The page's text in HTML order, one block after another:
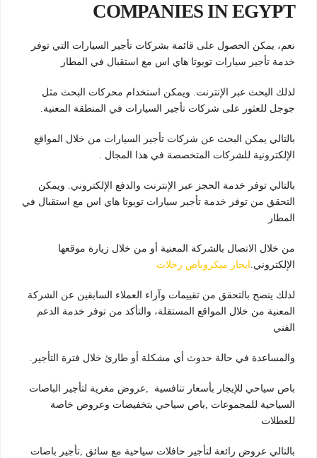
COMPANIES IN EGYPT
نعم، يمكن الحصول على قائمة بشركات تأجير السيارات التي توفر
خدمة تأجير سيارات تويوتا هاي اس مع استقبال في المطار
لذلك البحث عبر الإنترنت. ويمكن استخدام محركات البحث مثل
جوجل للعثور على شركات تأجير السيارات في المنطقة المعنية.
بالتالي يمكن البحث عن شركات تأجير السيارات من خلال المواقع
الإلكترونية للشركات المتخصصة في هذا المجال .
بالتالي توفر خدمة الحجز عبر الإنترنت والدفع الإلكتروني. ويمكن
التحقق من توفر خدمة تأجير سيارات تويوتا هاي اس مع استقبال في
المطار
من خلال الاتصال بالشركة المعنية أو من خلال زيارة موقعها
الإلكتروني. ايجار ميكروباص رحلات
لذلك ينصح بالتحقق من تقييمات وآراء العملاء السابقين عن الشركة
المعنية من خلال المواقع المستقلة، والتأكد من توفر خدمة الدعم
الفني
والمساعدة في حالة حدوث أي مشكلة أو طارئ خلال فترة التأجير.
باص سياحي للإيجار بأسعار تنافسية ,عروض مغرية لتأجير الباصات
السياحية للمجموعات ,باص سياحي بتخفيضات وعروض خاصة
للعطلات
بالتالي عروض رائعة لتأجير حافلات سياحية مع سائق ,تأجير باصات